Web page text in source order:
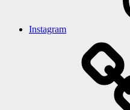
Instagram